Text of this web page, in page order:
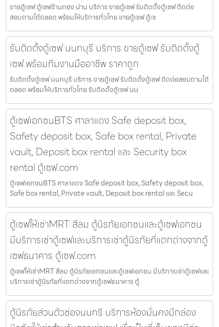
ขายตู้เซฟ ตู้เซฟร้านทอง น่าน บริการ ขายตู้เซฟ รับติดตั้งตู้เซฟ ติดต่อ
สอบถามได้ตลอด พร้อมให้บริการทั่วไทย ขายตู้เซฟ ตู้เซ
รับติดตั้งตู้เซฟ นนทบุรี บริการ ขายตู้เซฟ รับติดตั้งตู้
เซฟ พร้อมทีมงานมืออาชีพ ราคาถูก
รับติดตั้งตู้เซฟ นนทบุรี บริการ ขายตู้เซฟ รับติดตั้งตู้เซฟ ติดต่อสอบถามได้
ตลอด พร้อมให้บริการทั่วไทย รับติดตั้งตู้เซฟ นน
ตู้เซฟเอกชนBTS ศาลาแดง Safe deposit box,
Safety deposit box, Safe box rental, Private
vault, Deposit box rental และ Security box
rental ตู้เซฟ.com
ตู้เซฟเอกชนBTS ศาลาแดง Safe deposit box, Safety deposit box,
Safe box rental, Private vault, Deposit box rental และ Secu
ตู้เซฟให้เช่าMRT สีลม ตู้นิรภัยเอกชนและตู้เซฟเอกชน
มีบริการเช่าตู้เซฟและบริการเช่าตู้นิรภัยที่แตกต่างจากตู้
เซฟธนาคาร ตู้เซฟ.com
ตู้เซฟให้เช่าMRT สีลม ตู้นิรภัยเอกชนและตู้เซฟเอกชน มีบริการเช่าตู้เซฟและ
บริการเช่าตู้นิรภัยที่แตกต่างจากตู้เซฟธนาคาร ตู้
ตู้นิรภัยส่วนตัวช่องนนทรี บริการห้องมั่นคงมีกล่อง